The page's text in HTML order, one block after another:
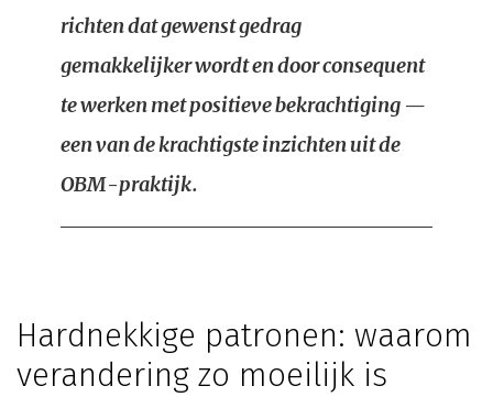
richten dat gewenst gedrag
gemakkelijker wordt en door consequent
te werken met positieve bekrachtiging —
een van de krachtigste inzichten uit de
OBM-praktijk.
Hardnekkige patronen: waarom
verandering zo moeilijk is